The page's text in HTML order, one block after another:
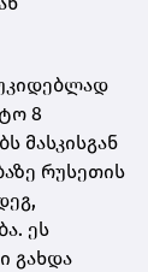
8
მასკისგან
რუსეთის
ეს
გახდა